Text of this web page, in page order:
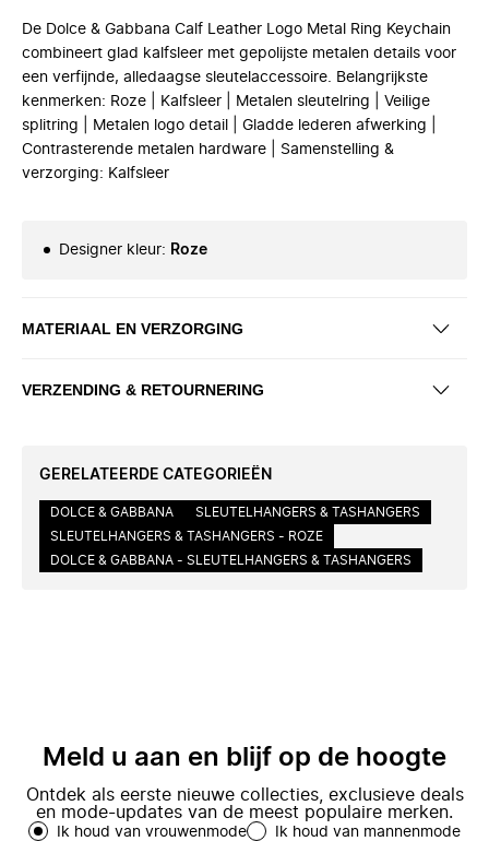
De Dolce & Gabbana Calf Leather Logo Metal Ring Keychain
combineert glad kalfsleer met gepolijste metalen details voor
een verfijnde, alledaagse sleutelaccessoire. Belangrijkste
kenmerken: Roze | Kalfsleer | Metalen sleutelring | Veilige
splitring | Metalen logo detail | Gladde lederen afwerking |
Contrasterende metalen hardware | Samenstelling &
verzorging: Kalfsleer
Designer kleur: Roze
MATERIAAL EN VERZORGING
VERZENDING & RETOURNERING
GERELATEERDE CATEGORIEËN
DOLCE & GABBANA
SLEUTELHANGERS & TASHANGERS
SLEUTELHANGERS & TASHANGERS - ROZE
DOLCE & GABBANA - SLEUTELHANGERS & TASHANGERS
Meld u aan en blijf op de hoogte
Ontdek als eerste nieuwe collecties, exclusieve deals
en mode-updates van de meest populaire merken.
Ik houd van vrouwenmode Ik houd van mannenmode